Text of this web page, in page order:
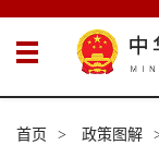
首页 > 政策图解